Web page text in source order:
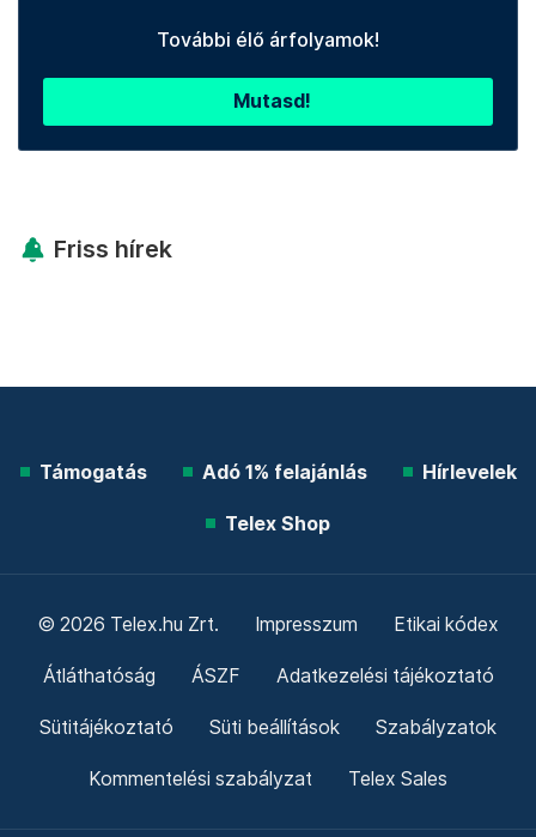
További élő árfolyamok!
Mutasd!
Friss hírek
Támogatás Adó 1% felajánlás Hírlevelek
Telex Shop
© 2026 Telex.hu Zrt. Impresszum Etikai kódex
Átláthatóság ÁSZF Adatkezelési tájékoztató
Sütitájékoztató Süti beállítások Szabályzatok
Kommentelési szabályzat Telex Sales